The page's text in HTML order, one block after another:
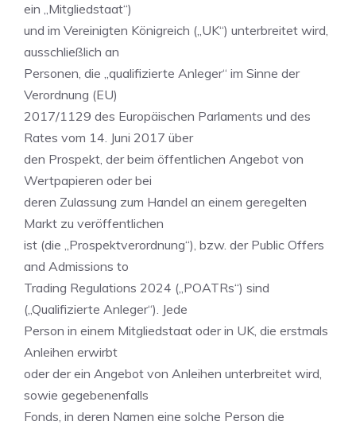
ein „Mitgliedstaat“)
und im Vereinigten Königreich („UK“) unterbreitet wird,
ausschließlich an
Personen, die „qualifizierte Anleger“ im Sinne der
Verordnung (EU)
2017/1129 des Europäischen Parlaments und des
Rates vom 14. Juni 2017 über
den Prospekt, der beim öffentlichen Angebot von
Wertpapieren oder bei
deren Zulassung zum Handel an einem geregelten
Markt zu veröffentlichen
ist (die „Prospektverordnung“), bzw. der Public Offers
and Admissions to
Trading Regulations 2024 („POATRs“) sind
(„Qualifizierte Anleger“). Jede
Person in einem Mitgliedstaat oder in UK, die erstmals
Anleihen erwirbt
oder der ein Angebot von Anleihen unterbreitet wird,
sowie gegebenenfalls
Fonds, in deren Namen eine solche Person die